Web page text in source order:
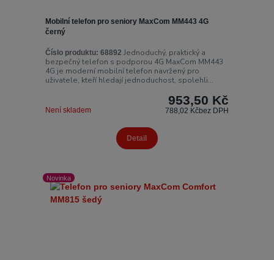
Mobilní telefon pro seniory MaxCom MM443 4G
černý
Číslo produktu: 68892 Jednoduchý, praktický a
bezpečný telefon s podporou 4G MaxCom MM443
4G je moderní mobilní telefon navržený pro
uživatele, kteří hledají jednoduchost, spolehli...
953,50 Kč
788,02 Kčbez DPH
Není skladem
Detail
Novinka